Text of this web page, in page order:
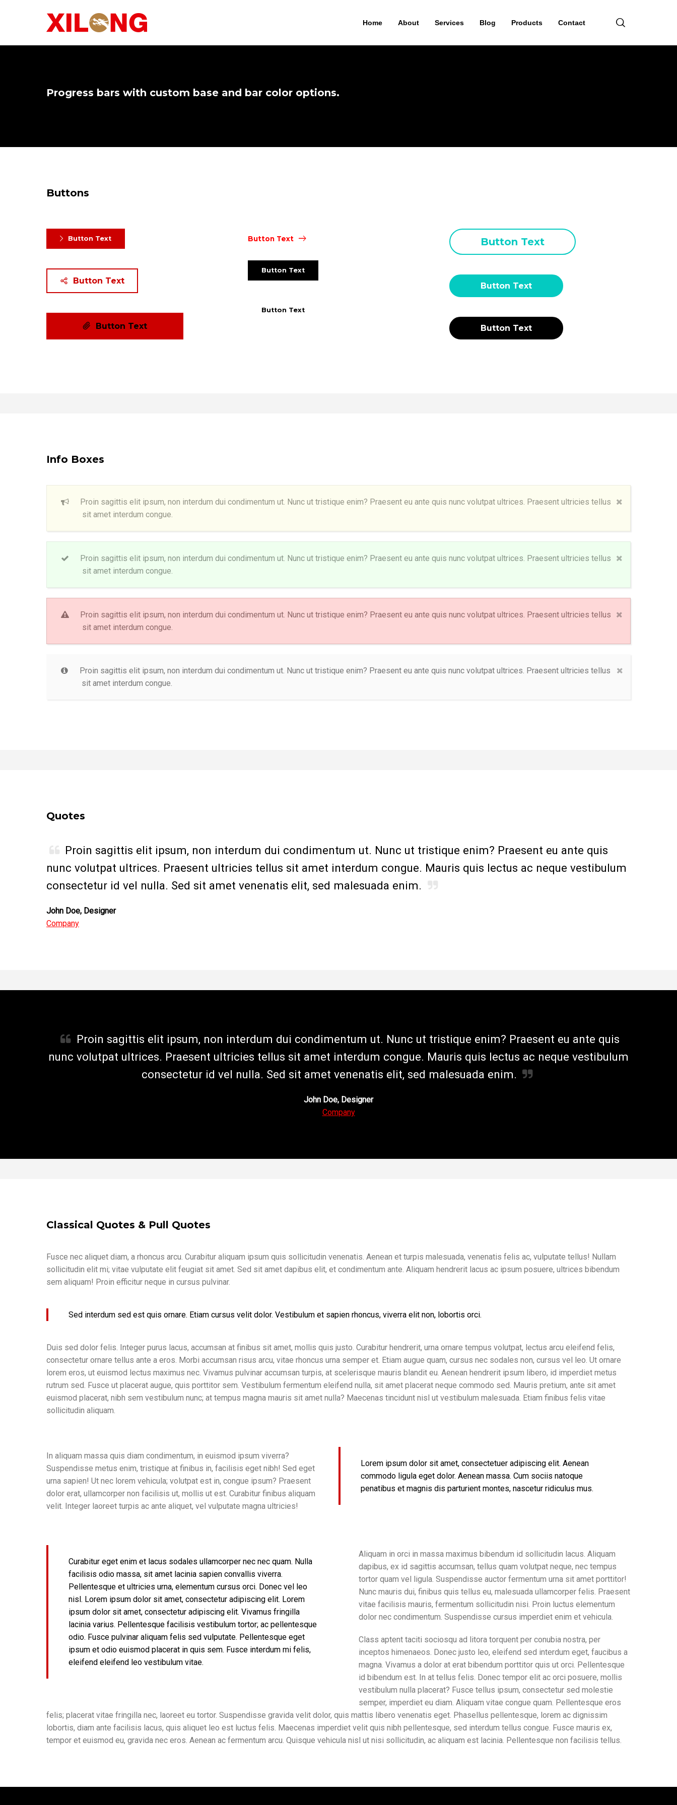
Home About Services Blog Products Contact
Progress bars with custom base and bar color options.
Buttons
Button Text
Button Text
Button Text
Button Text
Button Text
Button Text
Button Text
Button Text
Button Text
Info Boxes
Proin sagittis elit ipsum, non interdum dui condimentum ut. Nunc ut tristique enim? Praesent eu ante quis nunc volutpat ultrices. Praesent ultricies tellus
sit amet interdum congue.
Proin sagittis elit ipsum, non interdum dui condimentum ut. Nunc ut tristique enim? Praesent eu ante quis nunc volutpat ultrices. Praesent ultricies tellus
sit amet interdum congue.
Proin sagittis elit ipsum, non interdum dui condimentum ut. Nunc ut tristique enim? Praesent eu ante quis nunc volutpat ultrices. Praesent ultricies tellus
sit amet interdum congue.
Proin sagittis elit ipsum, non interdum dui condimentum ut. Nunc ut tristique enim? Praesent eu ante quis nunc volutpat ultrices. Praesent ultricies tellus
sit amet interdum congue.
Quotes
Proin sagittis elit ipsum, non interdum dui condimentum ut. Nunc ut tristique enim? Praesent eu ante quis
nunc volutpat ultrices. Praesent ultricies tellus sit amet interdum congue. Mauris quis lectus ac neque vestibulum
consectetur id vel nulla. Sed sit amet venenatis elit, sed malesuada enim.
John Doe, Designer
Company
Proin sagittis elit ipsum, non interdum dui condimentum ut. Nunc ut tristique enim? Praesent eu ante quis
nunc volutpat ultrices. Praesent ultricies tellus sit amet interdum congue. Mauris quis lectus ac neque vestibulum
consectetur id vel nulla. Sed sit amet venenatis elit, sed malesuada enim.
John Doe, Designer
Company
Classical Quotes & Pull Quotes
Fusce nec aliquet diam, a rhoncus arcu. Curabitur aliquam ipsum quis sollicitudin venenatis. Aenean et turpis malesuada, venenatis felis ac, vulputate tellus! Nullam
sollicitudin elit mi; vitae vulputate elit feugiat sit amet. Sed sit amet dapibus elit, et condimentum ante. Aliquam hendrerit lacus ac ipsum posuere, ultrices bibendum
sem aliquam! Proin efficitur neque in cursus pulvinar.
Sed interdum sed est quis ornare. Etiam cursus velit dolor. Vestibulum et sapien rhoncus, viverra elit non, lobortis orci.
Duis sed dolor felis. Integer purus lacus, accumsan at finibus sit amet, mollis quis justo. Curabitur hendrerit, urna ornare tempus volutpat, lectus arcu eleifend felis,
consectetur ornare tellus ante a eros. Morbi accumsan risus arcu, vitae rhoncus urna semper et. Etiam augue quam, cursus nec sodales non, cursus vel leo. Ut ornare
lorem eros, ut euismod lectus maximus nec. Vivamus pulvinar accumsan turpis, at scelerisque mauris blandit eu. Aenean hendrerit ipsum libero, id imperdiet metus
rutrum sed. Fusce ut placerat augue, quis porttitor sem. Vestibulum fermentum eleifend nulla, sit amet placerat neque commodo sed. Mauris pretium, ante sit amet
euismod placerat, nibh sem vestibulum nunc; at tempus magna mauris sit amet nulla? Maecenas tincidunt nisl ut vestibulum malesuada. Etiam finibus felis vitae
sollicitudin aliquam.
Lorem ipsum dolor sit amet, consectetuer adipiscing elit. Aenean
commodo ligula eget dolor. Aenean massa. Cum sociis natoque
penatibus et magnis dis parturient montes, nascetur ridiculus mus.
In aliquam massa quis diam condimentum, in euismod ipsum viverra?
Suspendisse metus enim, tristique at finibus in, facilisis eget nibh! Sed eget
urna sapien! Ut nec lorem vehicula; volutpat est in, congue ipsum? Praesent
dolor erat, ullamcorper non facilisis ut, mollis ut est. Curabitur finibus aliquam
velit. Integer laoreet turpis ac ante aliquet, vel vulputate magna ultricies!
Curabitur eget enim et lacus sodales ullamcorper nec nec quam. Nulla
facilisis odio massa, sit amet lacinia sapien convallis viverra.
Pellentesque et ultricies urna, elementum cursus orci. Donec vel leo
nisl. Lorem ipsum dolor sit amet, consectetur adipiscing elit. Lorem
ipsum dolor sit amet, consectetur adipiscing elit. Vivamus fringilla
lacinia varius. Pellentesque facilisis vestibulum tortor; ac pellentesque
odio. Fusce pulvinar aliquam felis sed vulputate. Pellentesque eget
ipsum et odio euismod placerat in quis sem. Fusce interdum mi felis,
eleifend eleifend leo vestibulum vitae.
Aliquam in orci in massa maximus bibendum id sollicitudin lacus. Aliquam
dapibus, ex id sagittis accumsan, tellus quam volutpat neque, nec tempus
tortor quam vel ligula. Suspendisse auctor fermentum urna sit amet porttitor!
Nunc mauris dui, finibus quis tellus eu, malesuada ullamcorper felis. Praesent
vitae facilisis mauris, fermentum sollicitudin nisi. Proin luctus elementum
dolor nec condimentum. Suspendisse cursus imperdiet enim et vehicula.
Class aptent taciti sociosqu ad litora torquent per conubia nostra, per
inceptos himenaeos. Donec justo leo, eleifend sed interdum eget, faucibus a
magna. Vivamus a dolor at erat bibendum porttitor quis ut orci. Pellentesque
id bibendum est. In at tellus felis. Donec tempor elit ac orci posuere, mollis
vestibulum nulla placerat? Fusce tellus ipsum, consectetur sed molestie
semper, imperdiet eu diam. Aliquam vitae congue quam. Pellentesque eros
felis; placerat vitae fringilla nec, laoreet eu tortor. Suspendisse gravida velit dolor, quis mattis libero venenatis eget. Phasellus pellentesque, lorem ac dignissim
lobortis, diam ante facilisis lacus, quis aliquet leo est luctus felis. Maecenas imperdiet velit quis nibh pellentesque, sed interdum tellus congue. Fusce mauris ex,
tempor et euismod eu, gravida nec eros. Aenean ac fermentum arcu. Quisque vehicula nisl ut nisi sollicitudin, ac aliquam est lacinia. Pellentesque non facilisis tellus.